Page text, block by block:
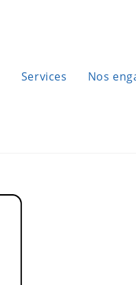
Services Nos